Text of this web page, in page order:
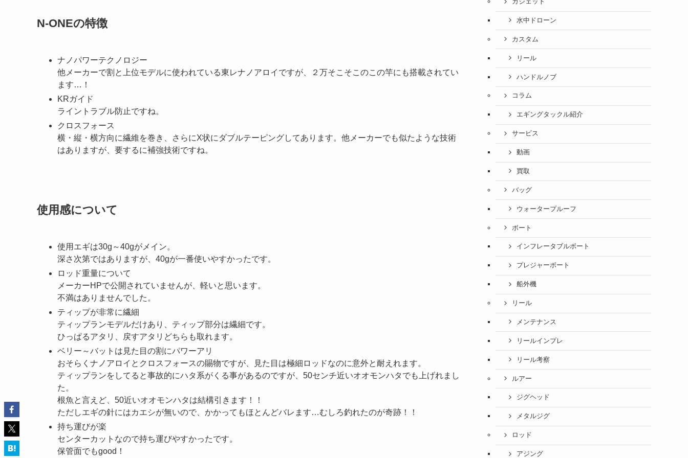
N-ONEの特徴
ナノパワーテクノロジー
他メーカーで割と上位モデルに使われている東レナノアロイですが、２万そこそこのこの竿にも搭載されてい
ます…！
KRガイド
ライントラブル防止ですね。
クロスフォース
横・縦・横方向に繊維を巻き、さらにX状にダブルテーピングしてあります。他メーカーでも似たような技術
はありますが、要するに補強技術ですね。
使用感について
使用エギは30g～40gがメイン。
深さ次第ではありますが、40gが一番使いやすかったです。
ロッド重量について
メーカーHPで公開されていませんが、軽いと思います。
不満はありませんでした。
ティップが非常に繊細
ティップランモデルだけあり、ティップ部分は繊細です。
ひっぱるアタリ、戻すアタリどちらも取れます。
ベリー～バットは見た目の割にパワーアリ
おそらくナノアロイとクロスフォースの賜物ですが、見た目は極細ロッドなのに意外と耐えれます。
ティップランをしてると事故的にハタ系がくる事があるのですが、50センチ近いオオモンハタでも上げれまし
た。
根魚と言えど、50近いオオモンハタは結構引きます！！
ただしエギの針にはカエシが無いので、かかってもほとんどバレます…むしろ釣れたのが奇跡！！
持ち運びが楽
センターカットなので持ち運びやすかったです。
保管面でもgood！
ガジェット
水中ドローン
カスタム
リール
ハンドルノブ
コラム
エギングタックル紹介
サービス
動画
買取
バッグ
ウォータープルーフ
ボート
インフレータブルボート
プレジャーボート
船外機
リール
メンテナンス
リールインプレ
リール考察
ルアー
ジグヘッド
メタルジグ
ロッド
アジング